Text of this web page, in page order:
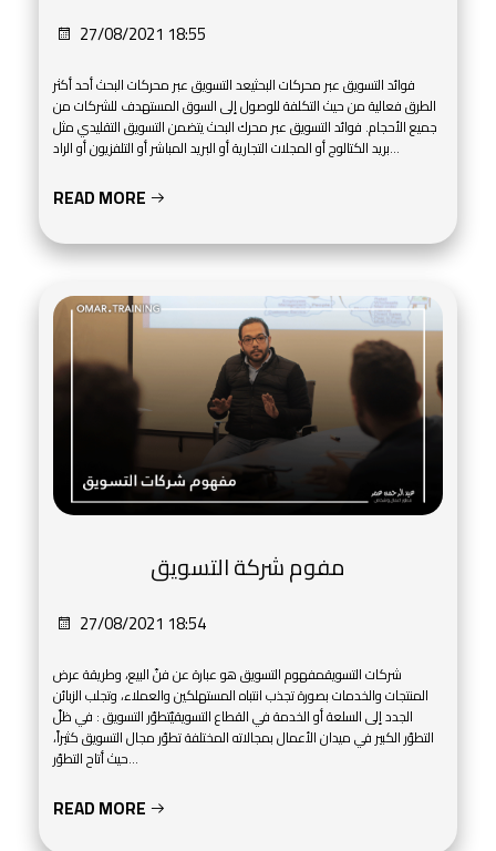
27/08/2021 18:55
فوائد التسويق عبر محركات البحثيعد التسويق عبر محركات البحث أحد أكثر
الطرق فعالية من حيث التكلفة للوصول إلى السوق المستهدف للشركات من
جميع الأحجام. فوائد التسويق عبر محرك البحث يتضمن التسويق التقليدي مثل
بريد الكتالوج أو المجلات التجارية أو البريد المباشر أو التلفزيون أو الراد...
READ MORE
مفوم شركة التسويق
27/08/2021 18:54
شركات التسويقمفهوم التسويق هو عبارة عن فنّ البيع، وطريقة عرض
المنتجات والخدمات بصورة تجذب انتباه المستهلكين والعملاء، وتجلب الزبائن
الجدد إلى السلعة أو الخدمة في القطاع التسويقيّتطوّر التسويق : في ظلّ
التطوّر الكبير في ميدان الأعمال بمجالاته المختلفة تطوّر مجال التسويق كثيراً،
حيث أتاح التطوّر...
READ MORE